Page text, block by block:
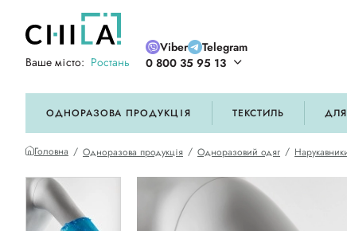
Ваше місто: Ростань
Viber
Telegram
0 800 35 95 13
ОДНОРАЗОВА ПРОДУКЦІЯ ТЕКСТИЛЬ
Головна Одноразова продукція Одноразовий одяг